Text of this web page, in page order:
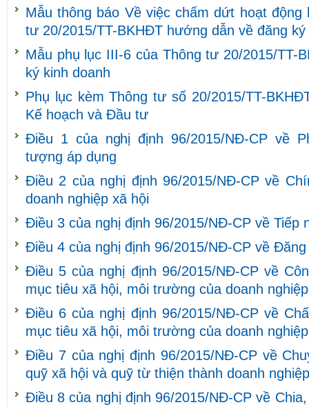
Mẫu thông báo Về việc chấm dứt hoạt động
tư 20/2015/TT-BKHĐT hướng dẫn về đăng
Mẫu phụ lục III-6 của Thông tư 20/2015/TT-
ký kinh doanh
Phụ lục kèm Thông tư số 20/2015/TT-
Kế hoạch và Đầu tư
Điều 1 của nghị định 96/2015/NĐ-CP về
tượng áp dụng
Điều 2 của nghị định 96/2015/NĐ-CP về
doanh nghiệp xã hội
Điều 3 của nghị định 96/2015/NĐ-CP về Tiếp
Điều 4 của nghị định 96/2015/NĐ-CP về
Điều 5 của nghị định 96/2015/NĐ-CP về
mục tiêu xã hội, môi trường của doanh
Điều 6 của nghị định 96/2015/NĐ-CP về
mục tiêu xã hội, môi trường của doanh
Điều 7 của nghị định 96/2015/NĐ-CP về
quỹ xã hội và quỹ từ thiện thành doanh
Điều 8 của nghị định 96/2015/NĐ-CP về